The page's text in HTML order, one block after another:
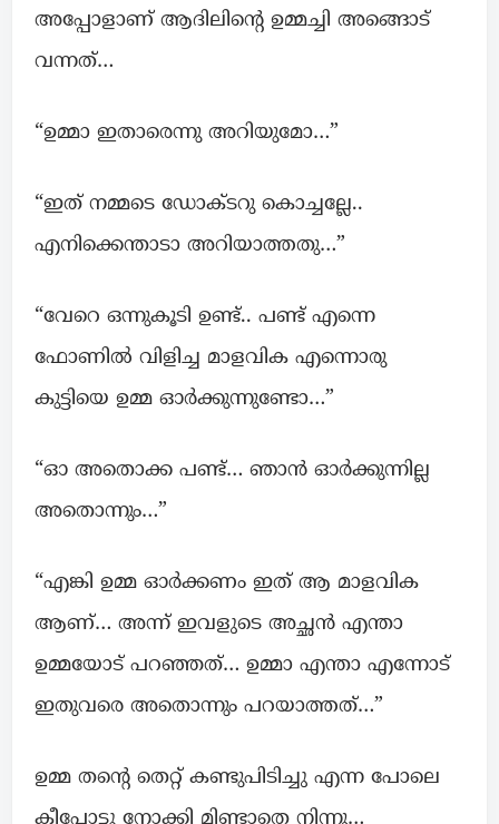
അപ്പോളാണ് ആദിലിന്റെ ഉമ്മച്ചി അങ്ങൊട്
വന്നത്…
“ഉമ്മാ ഇതാരെന്നു അറിയുമോ…”
“ഇത് നമ്മടെ ഡോക്ടറു കൊച്ചല്ലേ..
എനിക്കെന്താടാ അറിയാത്തതു…”
“വേറെ ഒന്നുകൂടി ഉണ്ട്‌.. പണ്ട് എന്നെ
ഫോണിൽ വിളിച്ച മാളവിക എന്നൊരു
കുട്ടിയെ ഉമ്മ ഓർക്കുന്നുണ്ടോ…”
“ഓ അതൊക്ക പണ്ട്… ഞാൻ ഓർക്കുന്നില്ല
അതൊന്നും…”
“എങ്കി ഉമ്മ ഓർക്കണം ഇത് ആ മാളവിക
ആണ്… അന്ന് ഇവളുടെ അച്ഛൻ എന്താ
ഉമ്മയോട് പറഞ്ഞത്… ഉമ്മാ എന്താ എന്നോട്
ഇതുവരെ അതൊന്നും പറയാത്തത്…”
ഉമ്മ തന്റെ തെറ്റ് കണ്ടുപിടിച്ചു എന്ന പോലെ
കീപ്പോട്ടു നോക്കി മിണ്ടാതെ നിന്നു…